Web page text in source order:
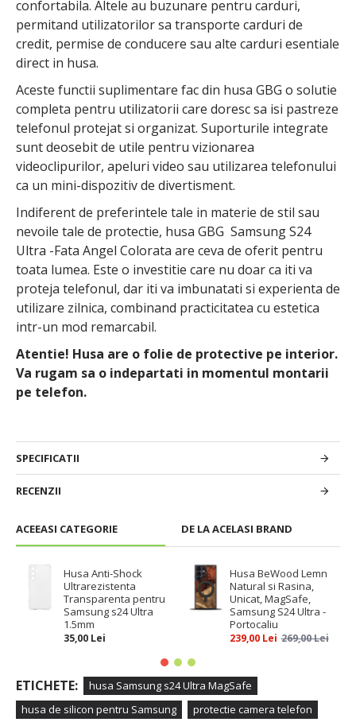
ACEEASI CATEGORIE DE LA ACELASI BRAND
Husa Anti-Shock
Ultrarezistenta
Transparenta pentru
Samsung s24 Ultra
1.5mm
35,00 Lei
Husa BeWood Lemn
Natural si Rasina,
Unicat, MagSafe,
Samsung S24 Ultra -
Portocaliu
239,00 Lei 269,00 Lei
confortabila. Altele au buzunare pentru carduri,
permitand utilizatorilor sa transporte carduri de
credit, permise de conducere sau alte carduri esentiale
direct in husa.
Aceste functii suplimentare fac din husa GBG o solutie
completa pentru utilizatorii care doresc sa isi pastreze
telefonul protejat si organizat. Suporturile integrate
sunt deosebit de utile pentru vizionarea
videoclipurilor, apeluri video sau utilizarea telefonului
ca un mini-dispozitiv de divertisment.
Indiferent de preferintele tale in materie de stil sau
nevoile tale de protectie, husa GBG Samsung S24
Ultra -Fata Angel Colorata are ceva de oferit pentru
toata lumea. Este o investitie care nu doar ca iti va
proteja telefonul, dar iti va imbunatati si experienta de
utilizare zilnica, combinand practicitatea cu estetica
intr-un mod remarcabil.
Atentie! Husa are o folie de protective pe interior.
Va rugam sa o indepartati in momentul montarii
pe telefon.
SPECIFICATII
RECENZII
ETICHETE:
husa Samsung s24 Ultra MagSafe
husa de silicon pentru Samsung
protectie camera telefon